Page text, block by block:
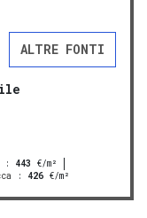
ALTRE FONTI
: 443 €/m²
: 426 €/m²